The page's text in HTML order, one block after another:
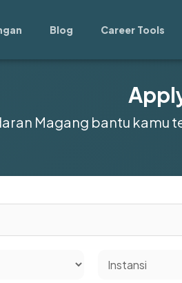
Blog Career Tools
Magang bantu kamu